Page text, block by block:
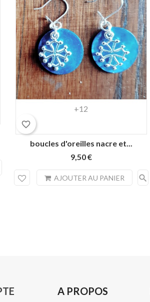
Turquoise
Naturel
Jaune
Jaune
Rouge
+12
favorite_border
boucles d'oreilles nacre et...
9,50 €
AJOUTER AU PANIER search
A PROPOS